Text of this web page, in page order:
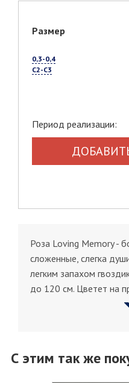
Размер
0,3-0,4
С2-С3
Период реализации:
Роза Loving Memory -
сложенные, слегка
легким запахом
до 120 см. Цветет на
С этим так же